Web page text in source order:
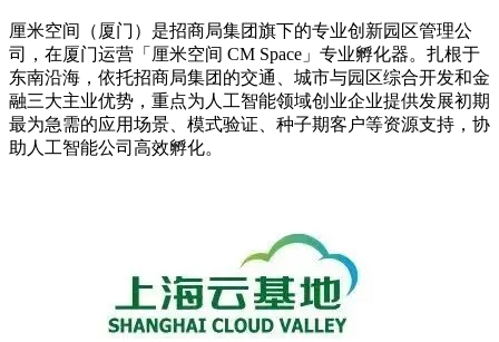
厘米空间（厦门）是招商局集团旗下的专业创新园区管理公
司，在厦门运营「厘米空间 CM Space」专业孵化器。扎根于
东南沿海，依托招商局集团的交通、城市与园区综合开发和金
融三大主业优势，重点为人工智能领域创业企业提供发展初期
最为急需的应用场景、模式验证、种子期客户等资源支持，协
助人工智能公司高效孵化。